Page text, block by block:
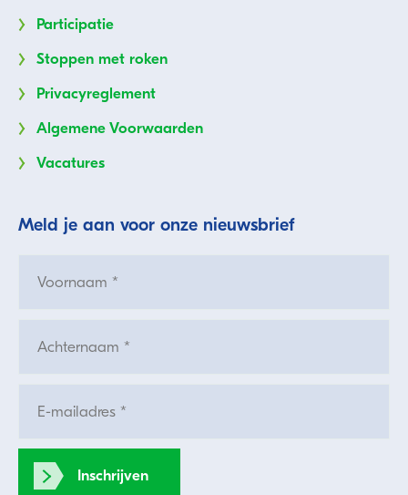
Participatie
Stoppen met roken
Privacyreglement
Algemene Voorwaarden
Vacatures
Meld je aan voor onze nieuwsbrief
Inschrijven